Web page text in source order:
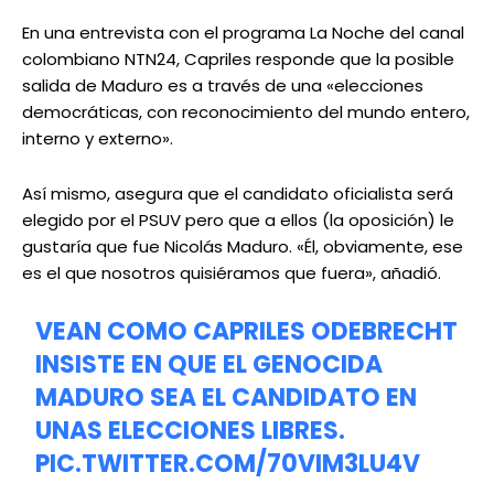
En una entrevista con el programa La Noche del canal
colombiano NTN24, Capriles responde que la posible
salida de Maduro es a través de una «elecciones
democráticas, con reconocimiento del mundo entero,
interno y externo».
Así mismo, asegura que el candidato oficialista será
elegido por el PSUV pero que a ellos (la oposición) le
gustaría que fue Nicolás Maduro. «Él, obviamente, ese
es el que nosotros quisiéramos que fuera», añadió.
VEAN COMO CAPRILES ODEBRECHT
INSISTE EN QUE EL GENOCIDA
MADURO SEA EL CANDIDATO EN
UNAS ELECCIONES LIBRES.
PIC.TWITTER.COM/70VIM3LU4V